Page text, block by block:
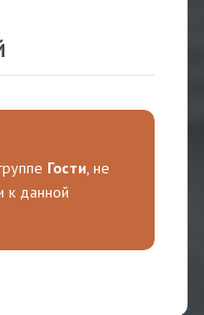
Гости, не
к данной